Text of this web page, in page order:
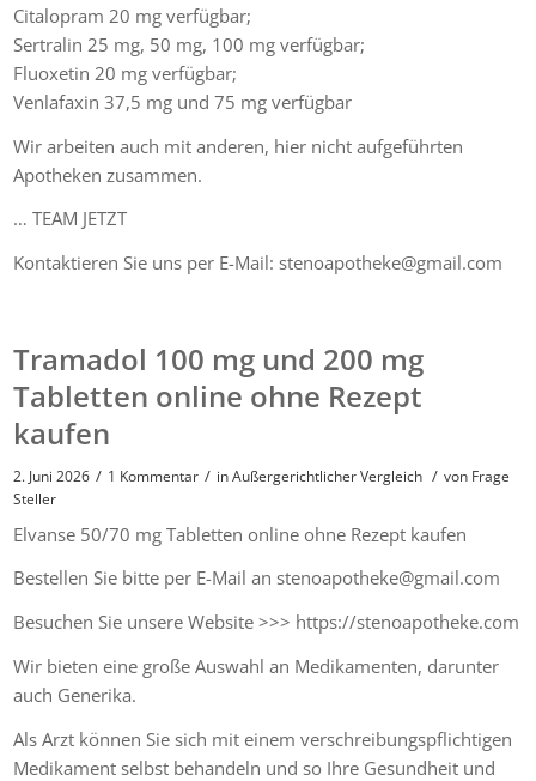
Citalopram 20 mg verfügbar;
Sertralin 25 mg, 50 mg, 100 mg verfügbar;
Fluoxetin 20 mg verfügbar;
Venlafaxin 37,5 mg und 75 mg verfügbar
Wir arbeiten auch mit anderen, hier nicht aufgeführten
Apotheken zusammen.
… TEAM JETZT
Kontaktieren Sie uns per E-Mail: stenoapotheke@gmail.com
Tramadol 100 mg und 200 mg
Tabletten online ohne Rezept
kaufen
2. Juni 2026 / 1 Kommentar / inAußergerichtlicher Vergleich / von Frage
Steller
Elvanse 50/70 mg Tabletten online ohne Rezept kaufen
Bestellen Sie bitte per E-Mail an stenoapotheke@gmail.com
Besuchen Sie unsere Website >>> https://stenoapotheke.com
Wir bieten eine große Auswahl an Medikamenten, darunter
auch Generika.
Als Arzt können Sie sich mit einem verschreibungspflichtigen
Medikament selbst behandeln und so Ihre Gesundheit und